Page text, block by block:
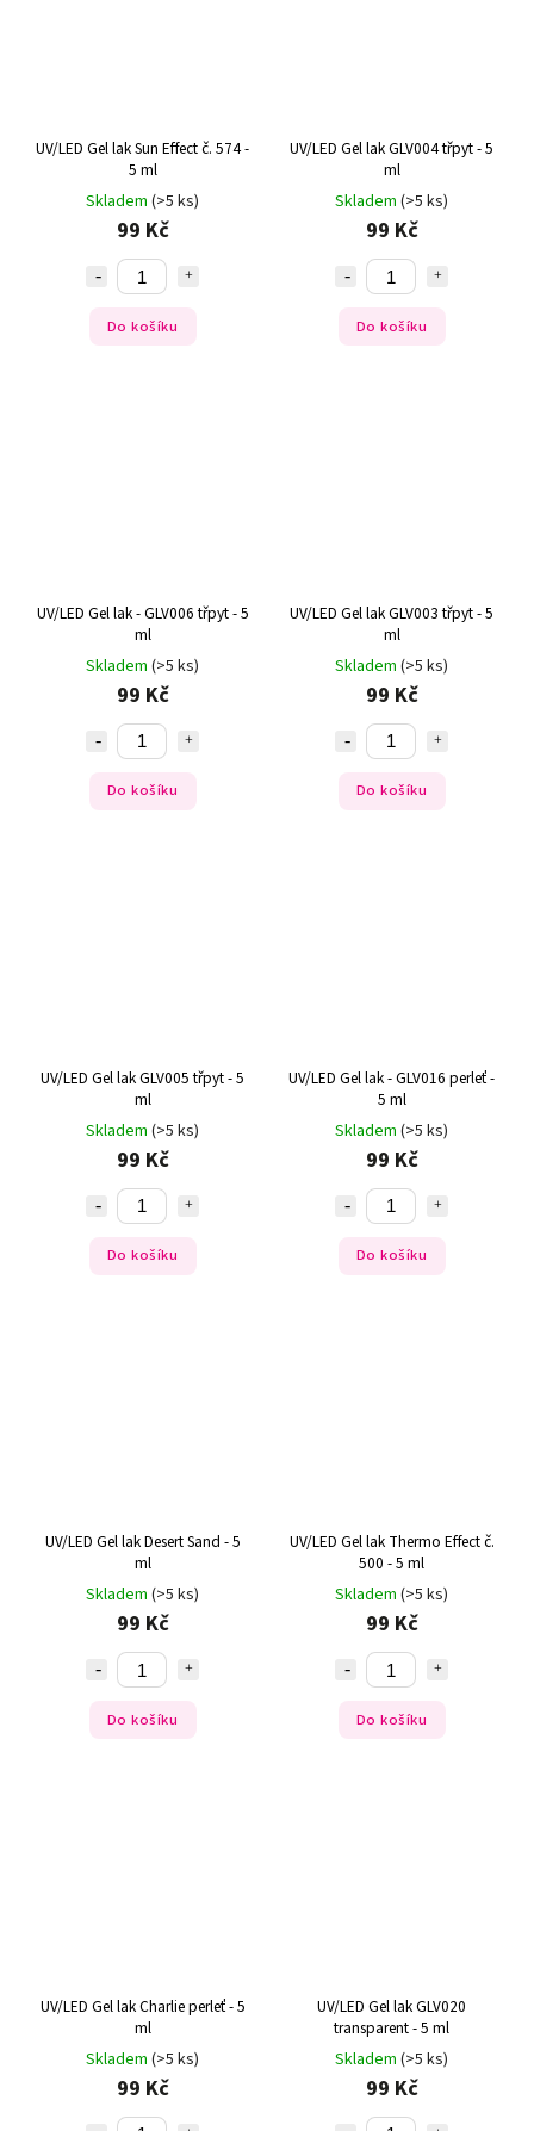
UV/LED Gel lak Sun Effect č. 574 -
5 ml
Skladem (>5 ks)
99 Kč
Do košíku
UV/LED Gel lak GLV004 třpyt - 5
ml
Skladem (>5 ks)
99 Kč
Do košíku
UV/LED Gel lak - GLV006 třpyt - 5
ml
Skladem (>5 ks)
99 Kč
Do košíku
UV/LED Gel lak GLV003 třpyt - 5
ml
Skladem (>5 ks)
99 Kč
Do košíku
UV/LED Gel lak GLV005 třpyt - 5
ml
Skladem (>5 ks)
99 Kč
Do košíku
UV/LED Gel lak - GLV016 perleť -
5 ml
Skladem (>5 ks)
99 Kč
Do košíku
UV/LED Gel lak Desert Sand - 5
ml
Skladem (>5 ks)
99 Kč
Do košíku
UV/LED Gel lak Thermo Effect č.
500 - 5 ml
Skladem (>5 ks)
99 Kč
Do košíku
UV/LED Gel lak Charlie perleť - 5
ml
Skladem (>5 ks)
99 Kč
UV/LED Gel lak GLV020
transparent - 5 ml
Skladem (>5 ks)
99 Kč